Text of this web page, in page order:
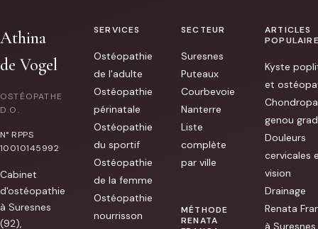
séances
fait
du
bien!Elle
m’a
également
de
conseils
mon
quotidien,
des
[...]
Athina
de Vogel
OSTÉOPATHE
D.O.
N° RPPS
10010145992
Cabinet
d'ostéopathie
à Suresnes
(92),
SERVICES
Ostéopathie
de l'adulte
Ostéopathie
périnatale
Ostéopathie
du sportif
Ostéopathie
de la femme
Ostéopathie
nourrisson
SECTEUR
Suresnes
Puteaux
Courbevoie
Nanterre
Liste
complète
par ville
MÉTHODE
RENATA
ARTICLES
Kyste
et
genou
Douleurs
cervicales
vision
Drainage
Renata
à Suresnes